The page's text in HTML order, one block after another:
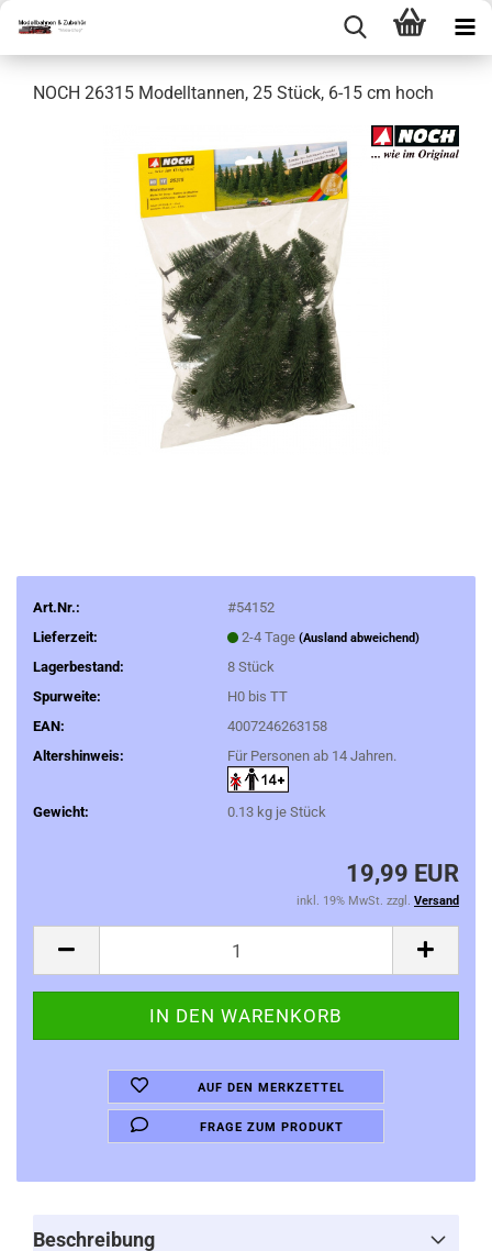
NOCH 26315 Modelltannen, 25 Stück, 6-15 cm hoch
Art.Nr.:
#54152
Lieferzeit:
2-4 Tage (Ausland abweichend)
Lagerbestand: 8 Stück
Spurweite:
H0 bis TT
EAN:
4007246263158
Altershinweis:
Für Personen ab 14 Jahren.
Gewicht: 0.13kg je Stück
19,99 EUR
inkl. 19% MwSt. zzgl. Versand
AUF DEN MERKZETTEL
FRAGE ZUM PRODUKT
Beschreibung